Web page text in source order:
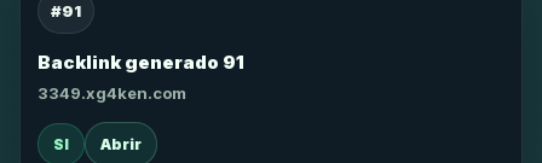
#91
Backlink generado 91
3349.xg4ken.com
SI Abrir